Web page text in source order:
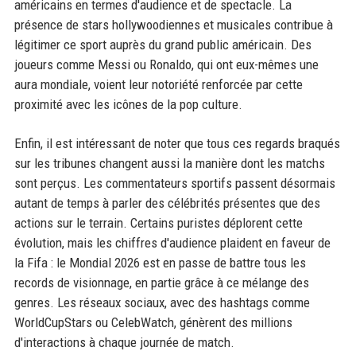
américains en termes d'audience et de spectacle. La
présence de stars hollywoodiennes et musicales contribue à
légitimer ce sport auprès du grand public américain. Des
joueurs comme Messi ou Ronaldo, qui ont eux-mêmes une
aura mondiale, voient leur notoriété renforcée par cette
proximité avec les icônes de la pop culture.
Enfin, il est intéressant de noter que tous ces regards braqués
sur les tribunes changent aussi la manière dont les matchs
sont perçus. Les commentateurs sportifs passent désormais
autant de temps à parler des célébrités présentes que des
actions sur le terrain. Certains puristes déplorent cette
évolution, mais les chiffres d'audience plaident en faveur de
la Fifa : le Mondial 2026 est en passe de battre tous les
records de visionnage, en partie grâce à ce mélange des
genres. Les réseaux sociaux, avec des hashtags comme
WorldCupStars ou CelebWatch, génèrent des millions
d'interactions à chaque journée de match.